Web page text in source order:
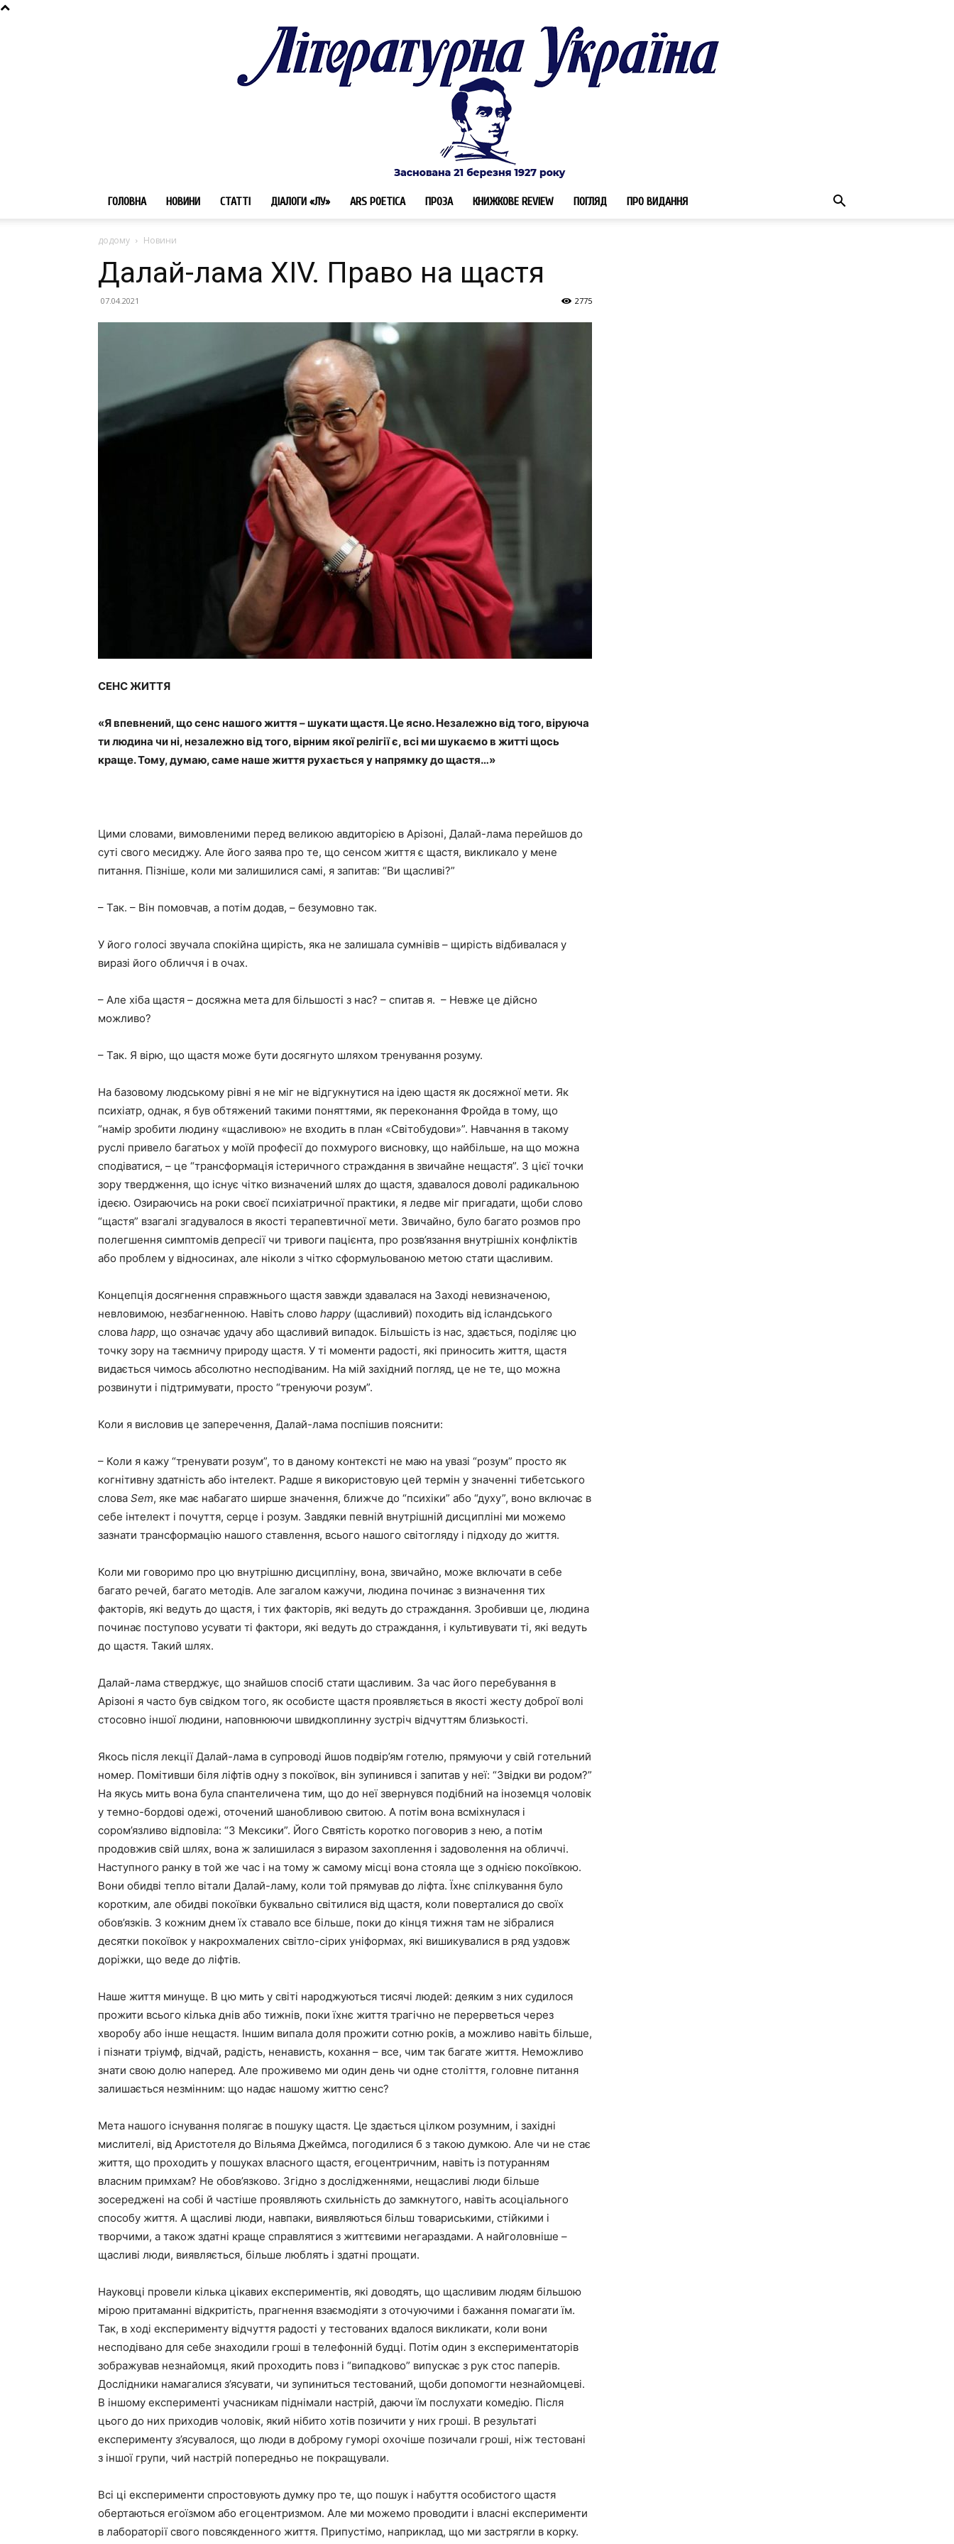
Україна
Літукраїна
ГОЛОВНА НОВИНИ СТАТТІ ДІАЛОГИ «ЛУ» ARS POETICA ПРОЗА КНИЖКОВЕ REVIEW ПОГЛЯД ПРО ВИДАННЯ
додому Новини
Далай-лама XIV. Право на щастя
07.04.2021 2775
СЕНС ЖИТТЯ
«Я впевнений, що сенс нашого життя – шукати щастя. Це ясно. Незалежно від того, віруюча
ти людина чи ні, незалежно від того, вірним якої релігії є, всі ми шукаємо в житті щось
краще. Тому, думаю, саме наше життя рухається у напрямку до щастя…»
Цими словами, вимовленими перед великою авдиторією в Арізоні, Далай-лама перейшов до
суті свого месиджу. Але його заява про те, що сенсом життя є щастя, викликало у мене
питання. Пізніше, коли ми залишилися самі, я запитав: “Ви щасливі?”
– Так. – Він помовчав, а потім додав, – безумовно так.
У його голосі звучала спокійна щирість, яка не залишала сумнівів – щирість відбивалася у
виразі його обличчя і в очах.
– Але хіба щастя – досяжна мета для більшості з нас? – спитав я. – Невже це дійсно
можливо?
– Так. Я вірю, що щастя може бути досягнуто шляхом тренування розуму.
На базовому людському рівні я не міг не відгукнутися на ідею щастя як досяжної мети. Як
психіатр, однак, я був обтяжений такими поняттями, як переконання Фройда в тому, що
“намір зробити людину «щасливою» не входить в план «Світобудови»”. Навчання в такому
руслі привело багатьох у моїй професії до похмурого висновку, що найбільше, на що можна
сподіватися, – це “трансформація істеричного страждання в звичайне нещастя”. З цієї точки
зору твердження, що існує чітко визначений шлях до щастя, здавалося доволі радикальною
ідеєю. Озираючись на роки своєї психіатричної практики, я ледве міг пригадати, щоби слово
“щастя” взагалі згадувалося в якості терапевтичної мети. Звичайно, було багато розмов про
полегшення симптомів депресії чи тривоги пацієнта, про розв’язання внутрішніх конфліктів
або проблем у відносинах, але ніколи з чітко сформульованою метою стати щасливим.
Концепція досягнення справжнього щастя завжди здавалася на Заході невизначеною,
невловимою, незбагненною. Навіть слово happy(щасливий) походить від ісландського
слова happ, що означає удачу або щасливий випадок. Більшість із нас, здається, поділяє цю
точку зору на таємничу природу щастя. У ті моменти радості, які приносить життя, щастя
видається чимось абсолютно несподіваним. На мій західний погляд, це не те, що можна
розвинути і підтримувати, просто “тренуючи розум”.
Коли я висловив це заперечення, Далай-лама поспішив пояснити:
– Коли я кажу “тренувати розум”, то в даному контексті не маю на увазі “розум” просто як
когнітивну здатність або інтелект. Радше я використовую цей термін у значенні тибетського
слова Sem, яке має набагато ширше значення, ближче до “психіки” або “духу”, воно включає в
себе інтелект і почуття, серце і розум. Завдяки певній внутрішній дисципліні ми можемо
зазнати трансформацію нашого ставлення, всього нашого світогляду і підходу до життя.
Коли ми говоримо про цю внутрішню дисципліну, вона, звичайно, може включати в себе
багато речей, багато методів. Але загалом кажучи, людина починає з визначення тих
факторів, які ведуть до щастя, і тих факторів, які ведуть до страждання. Зробивши це, людина
починає поступово усувати ті фактори, які ведуть до страждання, і культивувати ті, які ведуть
до щастя. Такий шлях.
Далай-лама стверджує, що знайшов спосіб стати щасливим. За час його перебування в
Арізоні я часто був свідком того, як особисте щастя проявляється в якості жесту доброї волі
стосовно іншої людини, наповнюючи швидкоплинну зустріч відчуттям близькості.
Якось після лекції Далай-лама в супроводі йшов подвір’ям готелю, прямуючи у свій готельний
номер. Помітивши біля ліфтів одну з покоївок, він зупинився і запитав у неї: “Звідки ви родом?”
На якусь мить вона була спантеличена тим, що до неї звернувся подібний на іноземця чоловік
у темно-бордові одежі, оточений шанобливою свитою. А потім вона всміхнулася і
сором’язливо відповіла: “З Мексики”. Його Святість коротко поговорив з нею, а потім
продовжив свій шлях, вона ж залишилася з виразом захоплення і задоволення на обличчі.
Наступного ранку в той же час і на тому ж самому місці вона стояла ще з однією покоївкою.
Вони обидві тепло вітали Далай-ламу, коли той прямував до ліфта. Їхнє спілкування було
коротким, але обидві покоївки буквально світилися від щастя, коли поверталися до своїх
обов’язків. З кожним днем їх ставало все більше, поки до кінця тижня там не зібралися
десятки покоївок у накрохмалених світло-сірих уніформах, які вишикувалися в ряд уздовж
доріжки, що веде до ліфтів.
Наше життя минуще. В цю мить у світі народжуються тисячі людей: деяким з них судилося
прожити всього кілька днів або тижнів, поки їхнє життя трагічно не перерветься через
хворобу або інше нещастя. Іншим випала доля прожити сотню років, а можливо навіть більше,
і пізнати тріумф, відчай, радість, ненависть, кохання – все, чим так багате життя. Неможливо
знати свою долю наперед. Але проживемо ми один день чи одне століття, головне питання
залишається незмінним: що надає нашому життю сенс?
Мета нашого існування полягає в пошуку щастя. Це здається цілком розумним, і західні
мислителі, від Аристотеля до Вільяма Джеймса, погодилися б з такою думкою. Але чи не стає
життя, що проходить у пошуках власного щастя, егоцентричним, навіть із потуранням
власним примхам? Не обов’язково. Згідно з дослідженнями, нещасливі люди більше
зосереджені на собі й частіше проявляють схильність до замкнутого, навіть асоціального
способу життя. А щасливі люди, навпаки, виявляються більш товариськими, стійкими і
творчими, а також здатні краще справлятися з життєвими негараздами. А найголовніше –
щасливі люди, виявляється, більше люблять і здатні прощати.
Науковці провели кілька цікавих експериментів, які доводять, що щасливим людям більшою
мірою притаманні відкритість, прагнення взаємодіяти з оточуючими і бажання помагати їм.
Так, в ході експерименту відчуття радості у тестованих вдалося викликати, коли вони
несподівано для себе знаходили гроші в телефонній будці. Потім один з експериментаторів
зображував незнайомця, який проходить повз і “випадково” випускає з рук стос паперів.
Дослідники намагалися з’ясувати, чи зупиниться тестований, щоби допомогти незнайомцеві.
В іншому експерименті учасникам піднімали настрій, даючи їм послухати комедію. Після
цього до них приходив чоловік, який нібито хотів позичити у них гроші. В результаті
експерименту з’ясувалося, що люди в доброму гуморі охочіше позичали гроші, ніж тестовані
з іншої групи, чий настрій попередньо не покращували.
Всі ці експерименти спростовують думку про те, що пошук і набуття особистого щастя
обертаються егоїзмом або егоцентризмом. Але ми можемо проводити і власні експерименти
в лабораторії свого повсякденного життя. Припустімо, наприклад, що ми застрягли в корку.